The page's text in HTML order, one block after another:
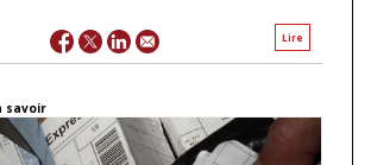
Lire
savoir